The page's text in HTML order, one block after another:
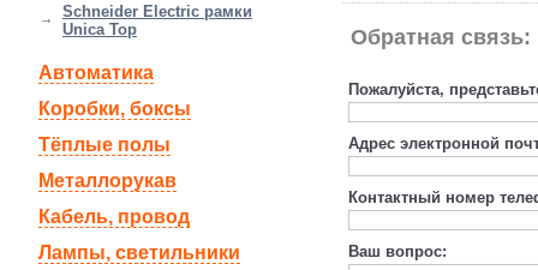
Обратная связь:
Пожалуйста,
Адрес электронной
Контактный номер
Ваш вопрос:
Schneider Electric рамки
Unica Top
Автоматика
Коробки, боксы
Тёплые полы
Металлорукав
Кабель, провод
Лампы, светильники